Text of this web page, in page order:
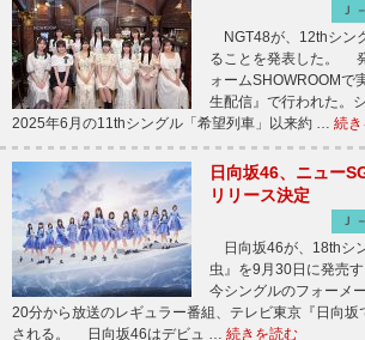
Ｊ
NGT48が、12thシン
ることを発表した。
ォームSHOWROOMで
生配信』で行われた。
2025年6月の11thシングル「希望列車」以来約 … 続
日向坂46、ニュー
リリース決定
Ｊ
日向坂46が、18thシ
虫』を9月30日に発売
今シングルのフォーメ
20分から放送のレギュラー番組、テレビ東京『日向坂
される。 日向坂46はデビュ … 続きを読む